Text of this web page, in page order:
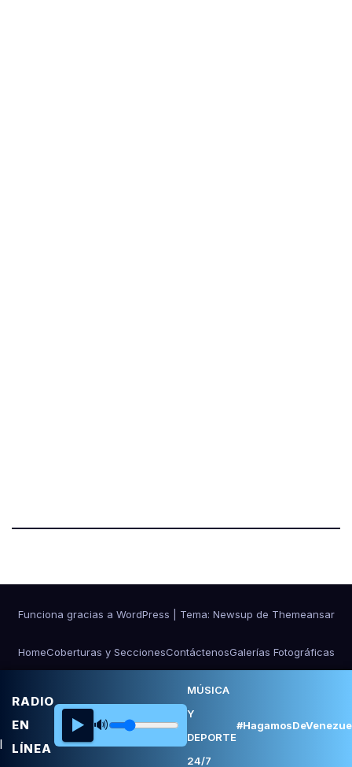
RADIO
EN
LÍNEA
▶️ 🔊
MÚSICA
Y
DEPORTE
24/7
Funciona gracias a WordPress Tema: Newsup de Themeansar
HomeCoberturas y SeccionesContáctenosGalerías Fotográficas
Ponle Música al Deporte